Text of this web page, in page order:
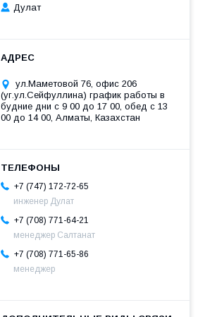
Дулат
ул.Маметовой 76, офис 206
(уг.ул.Сейфуллина) график работы в
будние дни с 9 00 до 17 00, обед с 13
00 до 14 00, Алматы, Казахстан
+7 (747) 172-72-65
инженер Дулат
+7 (708) 771-64-21
менеджер Салтанат
+7 (708) 771-65-86
менеджер